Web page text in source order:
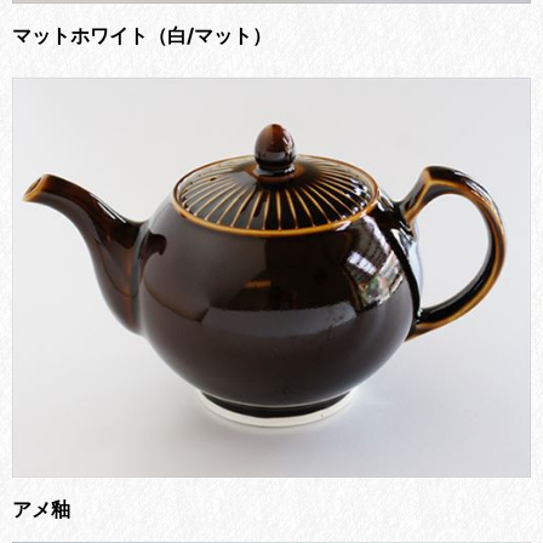
マットホワイト（白/マット）
アメ釉